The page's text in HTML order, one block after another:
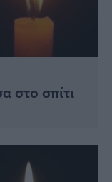
στο σπίτι